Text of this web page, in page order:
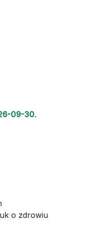
09-30.
o zdrowiu